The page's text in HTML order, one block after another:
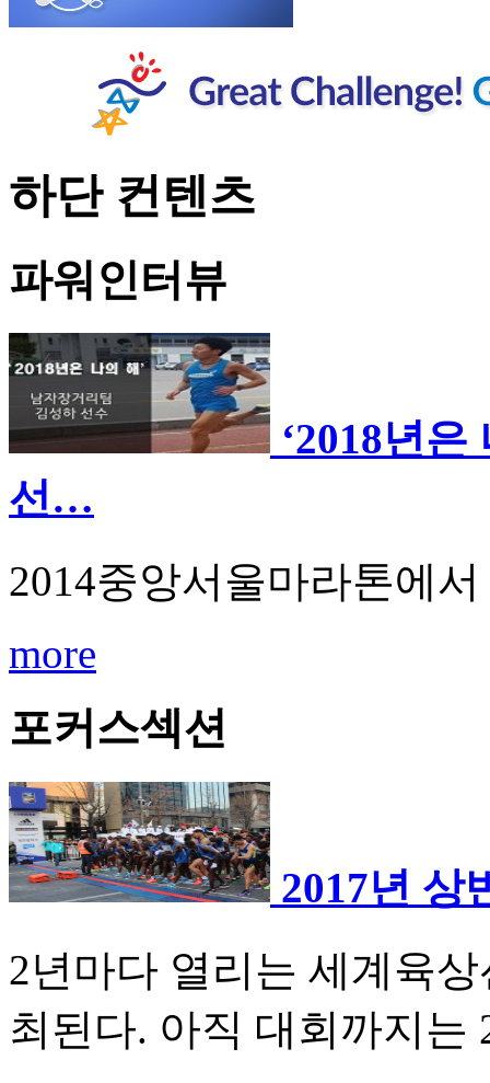
하단 컨텐츠
파워인터뷰
‘2018년
선…
2014중앙서울마라톤에
more
포커스섹션
2017년 상
2년마다 열리는 세계육
최된다. 아직 대회까지는